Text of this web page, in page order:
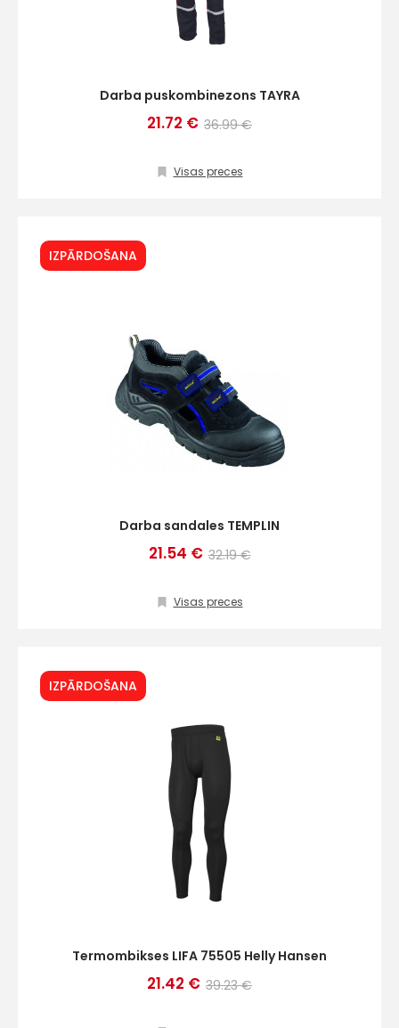
Darba puskombinezons TAYRA
21.72 € 36.99 €
Visas preces
IZPĀRDOŠANA
Darba sandales TEMPLIN
21.54 € 32.19 €
Visas preces
IZPĀRDOŠANA
Termombikses LIFA 75505 Helly Hansen
21.42 € 39.23 €